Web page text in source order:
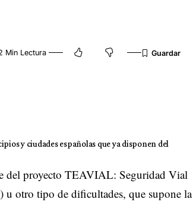
Min Lectura
y ciudades españolas que ya disponen del
del proyecto TEAVIAL: Seguridad Vial
u otro tipo de dificultades, que supone la